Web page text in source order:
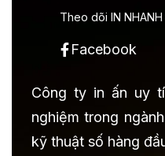
Theo dõi IN
Facebook
Công ty in ấn uy
nghiệm trong
kỹ thuật số hàng